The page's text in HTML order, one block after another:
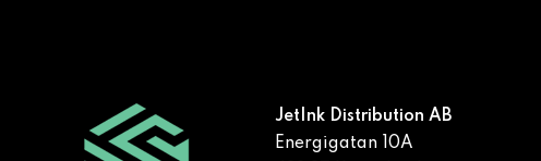
JetInk Distribution AB
Energigatan 10A